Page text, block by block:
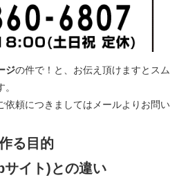
ジの件で！と、お伝え頂けますとスム
依頼につきましてはメールよりお問い
る目的
イト)との違い